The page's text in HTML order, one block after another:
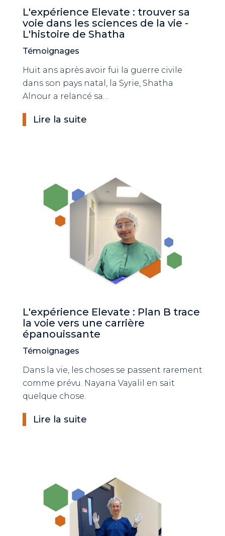
L'expérience Elevate : trouver sa
voie dans les sciences de la vie -
L'histoire de Shatha
Témoignages
Huit ans après avoir fui la guerre civile
dans son pays natal, la Syrie, Shatha
Alnour a relancé sa…
Lire la suite
L'expérience Elevate : Plan B trace
la voie vers une carrière
épanouissante
Témoignages
Dans la vie, les choses se passent rarement
comme prévu. Nayana Vayalil en sait
quelque chose.
Lire la suite